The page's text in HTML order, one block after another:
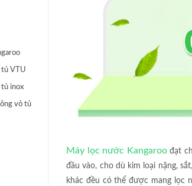
Máy lọc nước Kangaroođạt
đầu vào, cho dù kim loại nặng,
khác đều có thể được mang lọc
tủ VTU
tủ inox
vỏ tủ